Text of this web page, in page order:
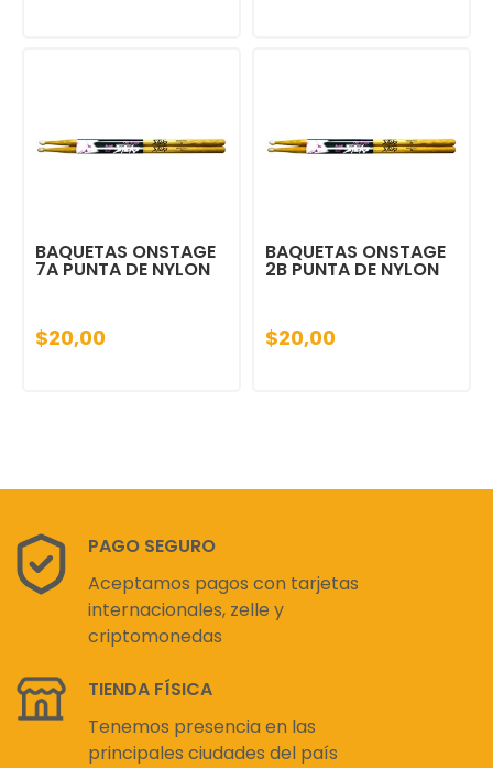
BAQUETAS ONSTAGE
7A PUNTA DE NYLON
$20,00
BAQUETAS ONSTAGE
2B PUNTA DE NYLON
$20,00
PAGO SEGURO
Aceptamos pagos con tarjetas
internacionales, zelle y
criptomonedas
TIENDA FÍSICA
Tenemos presencia en las
principales ciudades del país